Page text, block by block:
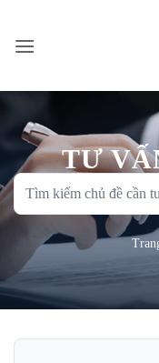
nội
TƯ
Tìm
chủ
đề
tư